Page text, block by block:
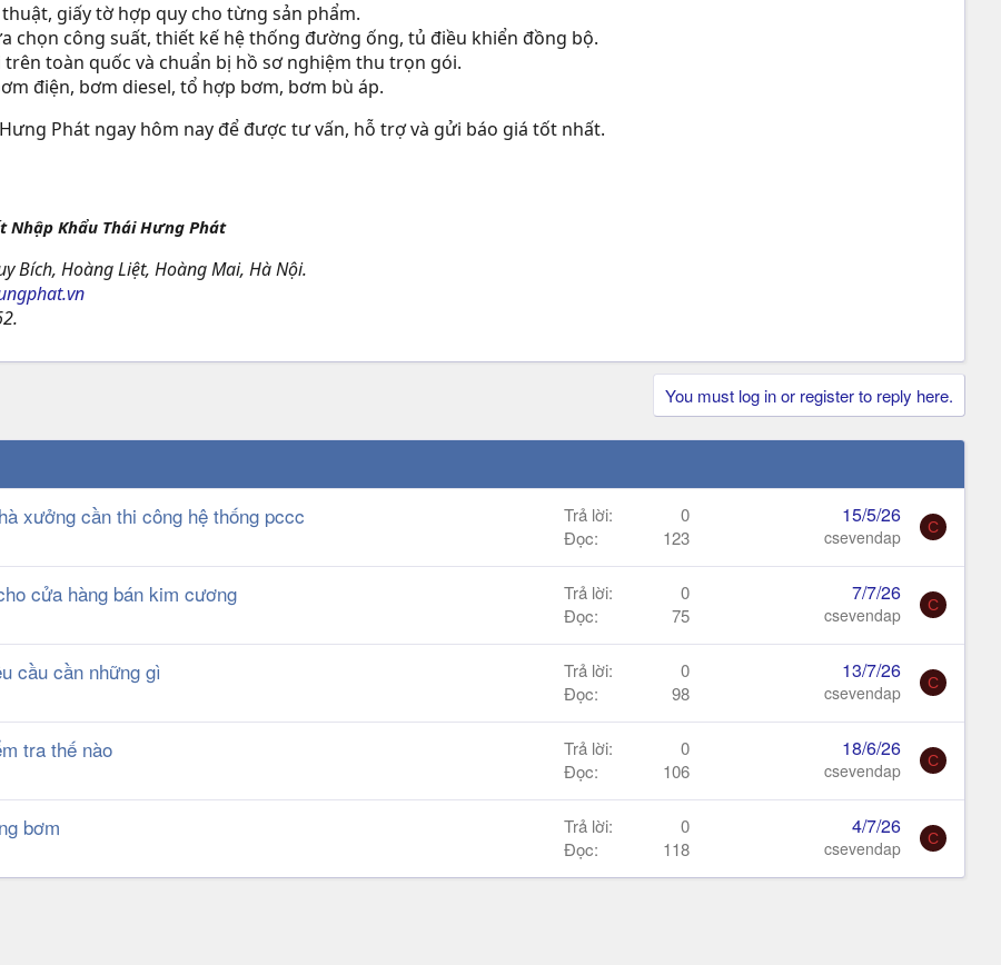
giấy tờ hợp quy cho từng sản phẩm.
chọn công suất, thiết kế hệ thống đường ống, tủ điều khiển đồng bộ.
toàn quốc và chuẩn bị hồ sơ nghiệm thu trọn gói.
điện, bơm diesel, tổ hợp bơm, bơm bù áp.
Hưng Phát ngay hôm nay để được tư vấn, hỗ trợ và gửi báo giá tốt nhất.
Nhập Khẩu Thái Hưng Phát
Bích, Hoàng Liệt, Hoàng Mai, Hà Nội.
You must log in or register to reply here.
xưởng cần thi công hệ thống pccc Trả lời
0
Đọc
123
15/5/26
csevendap C
cửa hàng bán kim cương Trả lời
0
Đọc
75
7/7/26
csevendap C
cầu cần những gì Trả lời
0
Đọc
98
13/7/26
csevendap C
tra thế nào Trả lời
0
Đọc
106
18/6/26
csevendap C
bơm Trả lời
0
Đọc
118
4/7/26
csevendap C